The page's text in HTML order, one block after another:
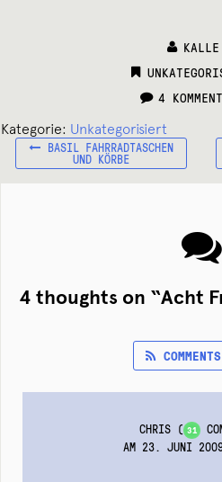
KALLE
4
Kategorie: Unkategorisiert
Beitragsnavigation
VORHERIGER
BEITRAG:
BASIL FAHRRADTASCHEN
UND KÖRBE
4 thoughts on “Acht
CHRIS ( 31
AM 23. JUNI